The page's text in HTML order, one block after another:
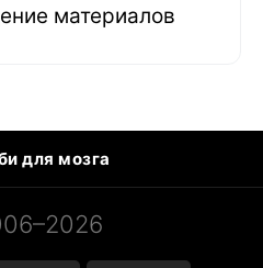
материалов
для мозга
океанариуме